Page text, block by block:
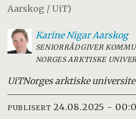
Aarskog / UiT)
KarineNigar Aarskog
SENIORRÅDGIVER
NORGES ARKTISKE
UiTNorges arktiske
PUBLISERT 24.08.2025 -